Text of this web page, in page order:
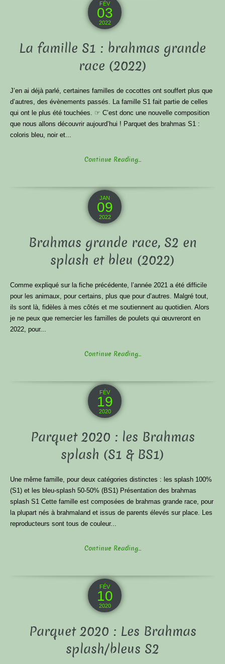
FÉV
03
2022
La famille S1 : brahmas grande
race (2022)
J’en ai déjà parlé, certaines familles de cocottes ont souffert plus que
d’autres, des évènements passés. La famille S1 fait partie de celles
qui ont le plus été touchées. ☞ C’est donc une nouvelle composition
que nous allons découvrir aujourd’hui ! Parquet des brahmas S1 :
coloris bleu, noir et...
Continue Reading...
JAN
09
2022
Brahmas grande race, S2 en
splash et bleu (2022)
Comme expliqué sur la fiche précédente, l’année 2021 a été difficile
pour les animaux, pour certains, plus que pour d’autres. Malgré tout,
ils sont là, fidèles à mes côtés et me soutiennent au quotidien. Alors
je ne peux que remercier les familles de poulets qui œuvreront en
2022, pour...
Continue Reading...
FÉV
19
2020
Parquet 2020 : les Brahmas
splash (S1 & BS1)
Une même famille, pour deux catégories distinctes : les splash 100%
(S1) et les bleu-splash 50-50% (BS1) Présentation des brahmas
splash S1 Cette famille est composées de brahmas grande race, pour
la plupart nés à brahmaland et issus de parents élevés sur place. Les
reproducteurs sont tous de couleur...
Continue Reading...
FÉV
10
2020
Parquet 2020 : Les Brahmas
splash/bleus S2